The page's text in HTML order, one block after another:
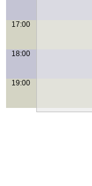
17:00
18:00
19:00